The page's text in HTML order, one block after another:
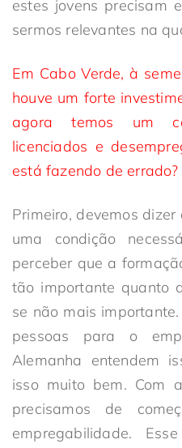
estes jovens precisam
sermos relevantes na
Em Cabo Verde, à
houve um forte
agora temos um
licenciados e
está fazendo de errado?
Primeiro, devemos
uma condição
perceber que a
tão importante quanto
se não mais
pessoas para o
Alemanha entendem
isso muito bem. Com
precisamos de
empregabilidade.